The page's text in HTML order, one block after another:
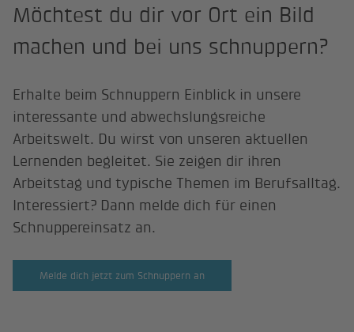
Möchtest du dir vor Ort ein Bild
machen und bei uns schnuppern?
Erhalte beim Schnuppern Einblick in unsere
interessante und abwechslungsreiche
Arbeitswelt. Du wirst von unseren aktuellen
Lernenden begleitet. Sie zeigen dir ihren
Arbeitstag und typische Themen im Berufsalltag.
Interessiert? Dann melde dich für einen
Schnuppereinsatz an.
Melde dich jetzt zum Schnuppern an